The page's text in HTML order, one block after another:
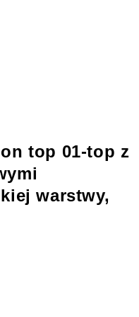
top 01-top z
warstwy,